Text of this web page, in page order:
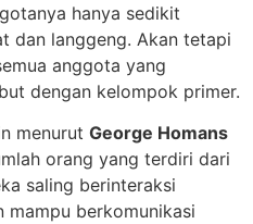
hanya sedikit
dan langgeng. Akan tetapi
anggota yang
dengan kelompok primer.
menurut George Homans
orang yang terdiri dari
saling berinteraksi
mampu berkomunikasi